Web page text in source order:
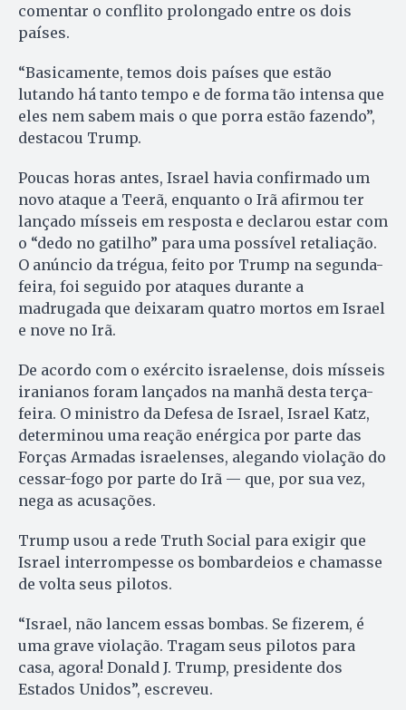
comentar o conflito prolongado entre os dois
países.
“Basicamente, temos dois países que estão
lutando há tanto tempo e de forma tão intensa que
eles nem sabem mais o que porra estão fazendo”,
destacou Trump.
Poucas horas antes, Israel havia confirmado um
novo ataque a Teerã, enquanto o Irã afirmou ter
lançado mísseis em resposta e declarou estar com
o “dedo no gatilho” para uma possível retaliação.
O anúncio da trégua, feito por Trump na segunda-
feira, foi seguido por ataques durante a
madrugada que deixaram quatro mortos em Israel
e nove no Irã.
De acordo com o exército israelense, dois mísseis
iranianos foram lançados na manhã desta terça-
feira. O ministro da Defesa de Israel, Israel Katz,
determinou uma reação enérgica por parte das
Forças Armadas israelenses, alegando violação do
cessar-fogo por parte do Irã — que, por sua vez,
nega as acusações.
Trump usou a rede Truth Social para exigir que
Israel interrompesse os bombardeios e chamasse
de volta seus pilotos.
“Israel, não lancem essas bombas. Se fizerem, é
uma grave violação. Tragam seus pilotos para
casa, agora! Donald J. Trump, presidente dos
Estados Unidos”, escreveu.